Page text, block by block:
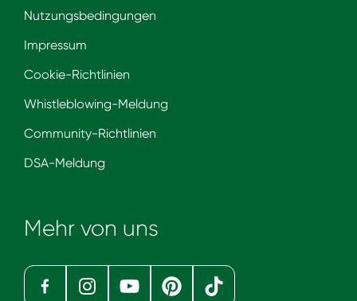
Nutzungsbedingungen
Impressum
Cookie-Richtlinien
Whistleblowing-Meldung
Community-Richtlinien
DSA-Meldung
Mehr von uns